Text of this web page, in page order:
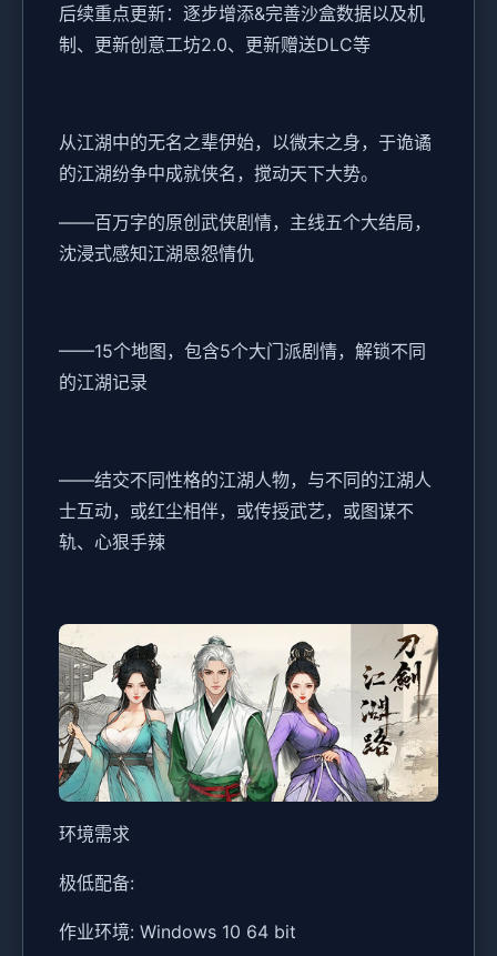
后续重点更新：逐步增添&完善沙盒数据以及机
制、更新创意工坊2.0、更新赠送DLC等
从江湖中的无名之辈伊始，以微末之身，于诡谲
的江湖纷争中成就侠名，搅动天下大势。
——百万字的原创武侠剧情，主线五个大结局，
沈浸式感知江湖恩怨情仇
——15个地图，包含5个大门派剧情，解锁不同
的江湖记录
——结交不同性格的江湖人物，与不同的江湖人
士互动，或红尘相伴，或传授武艺，或图谋不
轨、心狠手辣
环境需求
极低配备:
作业环境: Windows 10 64 bit